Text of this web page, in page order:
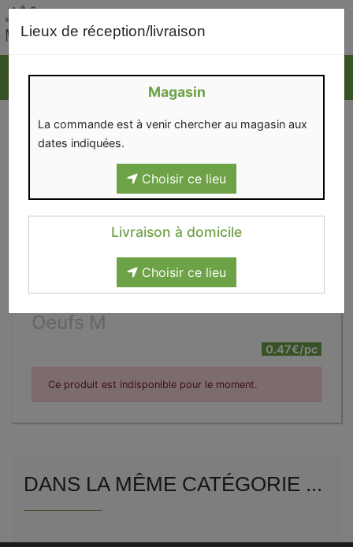
Lieux de réception/livraison
Magasin
La commande est à venir chercher au magasin aux
dates indiquées.
Choisir ce lieu
Livraison à domicile
Choisir ce lieu
Oeufs M
0.47€/pc
Ce produit est indisponible pour le moment.
DANS LA MÊME CATÉGORIE ...